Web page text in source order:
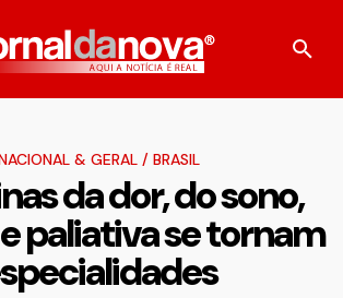
& GERAL/ BRASIL
da dor, do sono,
paliativa se tornam